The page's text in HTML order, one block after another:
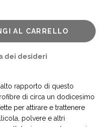
AL CARRELLO
dei desideri
rapporto di questo
di circa un dodicesimo
per attirare e trattenere
polvere e altri